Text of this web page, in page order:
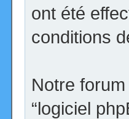
ont été
conditions
Notre forum
“logiciel